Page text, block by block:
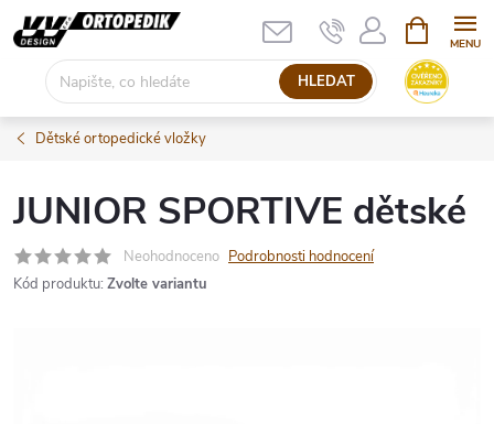
Přejít
na
HLEDAT
NÁKUPNÍ
KOŠÍK
Dětské ortopedické vložky
JUNIOR SPORTIVE dětské
Neohodnoceno Podrobnosti hodnocení
Kód produktu: Zvolte variantu